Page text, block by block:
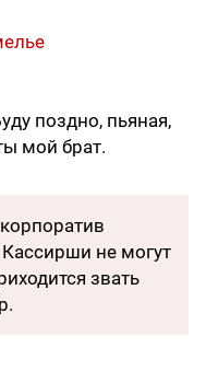
поздно, пьяная,
мой брат.
не могут
звать